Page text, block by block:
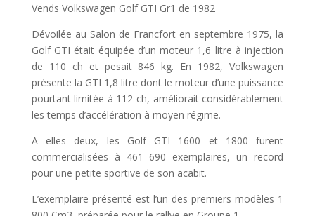
Vends Volkswagen Golf GTI Gr1 de 1982
Dévoilée au Salon de Francfort en septembre 1975, la
Golf GTI était équipée d’un moteur 1,6 litre à injection
de 110 ch et pesait 846 kg. En 1982, Volkswagen
présente la GTI 1,8 litre dont le moteur d’une puissance
pourtant limitée à 112 ch, améliorait considérablement
les temps d’accélération à moyen régime.
A elles deux, les Golf GTI 1600 et 1800 furent
commercialisées à 461 690 exemplaires, un record
pour une petite sportive de son acabit.
L’exemplaire présenté est l’un des premiers modèles 1